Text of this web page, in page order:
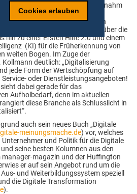
Cookies erlauben
Der bekannte Internet-Experte nahm
in die Zukunft des
zu erwartenden Veränderungen
Von der Online-Sprechstunde, über die
hin zu einer Ersten Hilfe 2.0 und einem
(KI) für die Früherkennung von
weiten Bogen. Im Zuge der
deutlich: „Digitalisierung
jede Form der Wertschöpfung auf
oder Dienstleistungsangeboten!
dabei gerade für das
Aufholbedarf, denn im aktuellen
diese Branche als Schlusslicht in
auch sein neues Buch „Digitale
meinungsmache.de) vor, welches
und Politik für die Digitale
seine besten Kolumnen aus den
magazin und der Huffington
er auf sein Angebot rund um die
Aus- und Weiterbildungssystem speziell
die Digitale Transformation
).